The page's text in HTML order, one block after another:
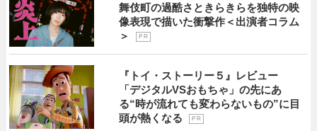
舞伎町の過酷さときらきらを独特の映
像表現で描いた衝撃作＜出演者コラム
＞
P R
『トイ・ストーリー５』レビュー
「デジタルVSおもちゃ」の先にあ
る“時が流れても変わらないもの”に目
頭が熱くなる
P R